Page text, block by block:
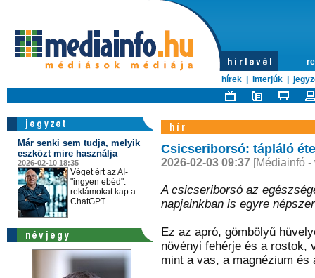
hírek
interjúk
Már senki sem tudja, melyik
eszközt mire használja
2026-02-10 18:35
Véget ért az AI-
"ingyen ebéd":
reklámokat kap a
ChatGPT.
Csicseriborsó: tápláló
2026-02-03 09:37[Médiainfó -
A csicseriborsó az
napjainkban is egyre
Ez az apró, gömbölyű
növényi fehérje és a rostok,
mint a vas, a magnézium és